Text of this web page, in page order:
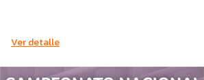
Ver detalle